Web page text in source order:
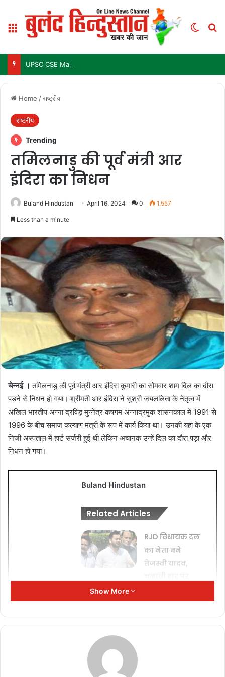
Menu
Home /राष्ट्रीय
राष्ट्रीय
Trending
तमिलनाडु की पूर्व मंत्री आर
इंदिरा का निधन
Buland Hindustan April 16, 2024 0 1,557
Less than a minute
चेन्नई । तमिलनाडु की पूर्व मंत्री आर इंदिरा कुमारी का सोमवार शाम दिल का दौरा
पड़ने से निधन हो गया। श्रीमती आर इंदिरा ने सुश्री जयललिता के नेतृत्व में
अखिल भारतीय अन्ना द्रविड़ मुन्नेत्र कषगम अन्नाद्रमुक शासनकाल में 1991 से
1996 के बीच समाज कल्याण मंत्री के रूप में कार्य किया था। उनकी यहां के एक
निजी अस्पताल में हार्ट सर्जरी हुई थी लेकिन अचानक उन्हें दिल का दौरा पड़ा और
निधन हो गया।
Buland Hindustan
Related Articles
RJD विधायक दल
का नेता बने
तेजस्वी यादव,
आए अहम कारण
November 17,
Show More